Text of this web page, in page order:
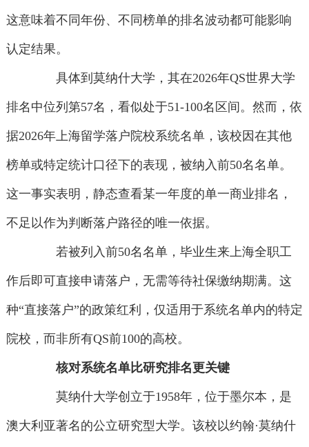
这意味着不同年份、不同榜单的排名波动都可能影响
认定结果。
具体到莫纳什大学，其在2026年QS世界大学
排名中位列第57名，看似处于51-100名区间。然而，依
据2026年上海留学落户院校系统名单，该校因在其他
榜单或特定统计口径下的表现，被纳入前50名名单。
这一事实表明，静态查看某一年度的单一商业排名，
不足以作为判断落户路径的唯一依据。
若被列入前50名名单，毕业生来上海全职工
作后即可直接申请落户，无需等待社保缴纳期满。这
种“直接落户”的政策红利，仅适用于系统名单内的特定
院校，而非所有QS前100的高校。
核对系统名单比研究排名更关键
莫纳什大学创立于1958年，位于墨尔本，是
澳大利亚著名的公立研究型大学。该校以约翰·莫纳什